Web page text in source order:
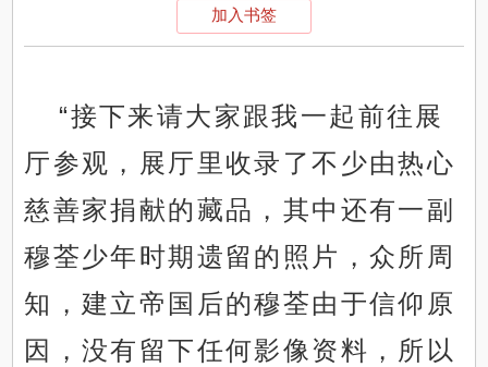
加入书签
“接下来请大家跟我一起前往展
厅参观，展厅里收录了不少由热心
慈善家捐献的藏品，其中还有一副
穆荃少年时期遗留的照片，众所周
知，建立帝国后的穆荃由于信仰原
因，没有留下任何影像资料，所以